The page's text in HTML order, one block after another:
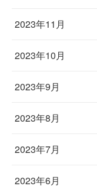
2023年11月
2023年10月
2023年9月
2023年8月
2023年7月
2023年6月